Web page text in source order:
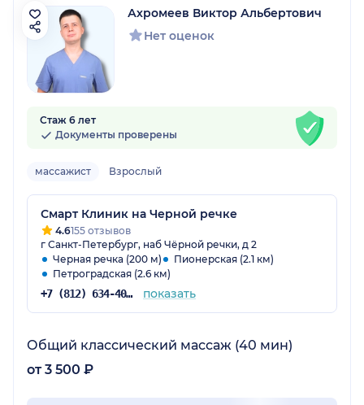
Ахромеев Виктор Альбертович
Нет оценок
Стаж 6 лет
Документы проверены
массажист Взрослый
Смарт Клиник на Черной речке
4.6155 отзывов
г Санкт-Петербург, наб Чёрной речки, д 2
Черная речка (200 м)
Пионерская (2.1 км)
Петроградская (2.6 км)
+7 (812) 634-40-46 показать
Общий классический массаж (40 мин)
от 3 500 ₽